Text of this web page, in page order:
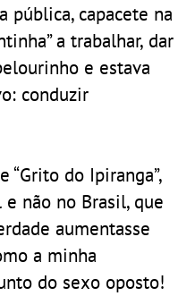
pública, capacete na
a trabalhar, dar
e estava
conduzir
“Grito do Ipiranga”,
não no Brasil, que
aumentasse
a minha
do sexo oposto!